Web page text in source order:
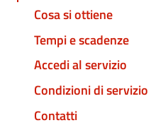
Cosa si ottiene
Tempi e scadenze
Accedi al servizio
Condizioni di servizio
Contatti